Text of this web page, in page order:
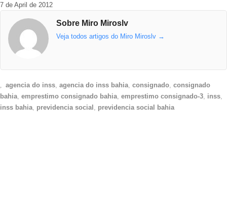
7 de April de 2012
Sobre Miro Miroslv
Veja todos artigos do Miro Miroslv →
agencia do inss,agencia do inss bahia,consignado,consignado
bahia, emprestimo consignado bahia, emprestimo consignado-3, inss,
inss bahia, previdencia social , previdencia social bahia